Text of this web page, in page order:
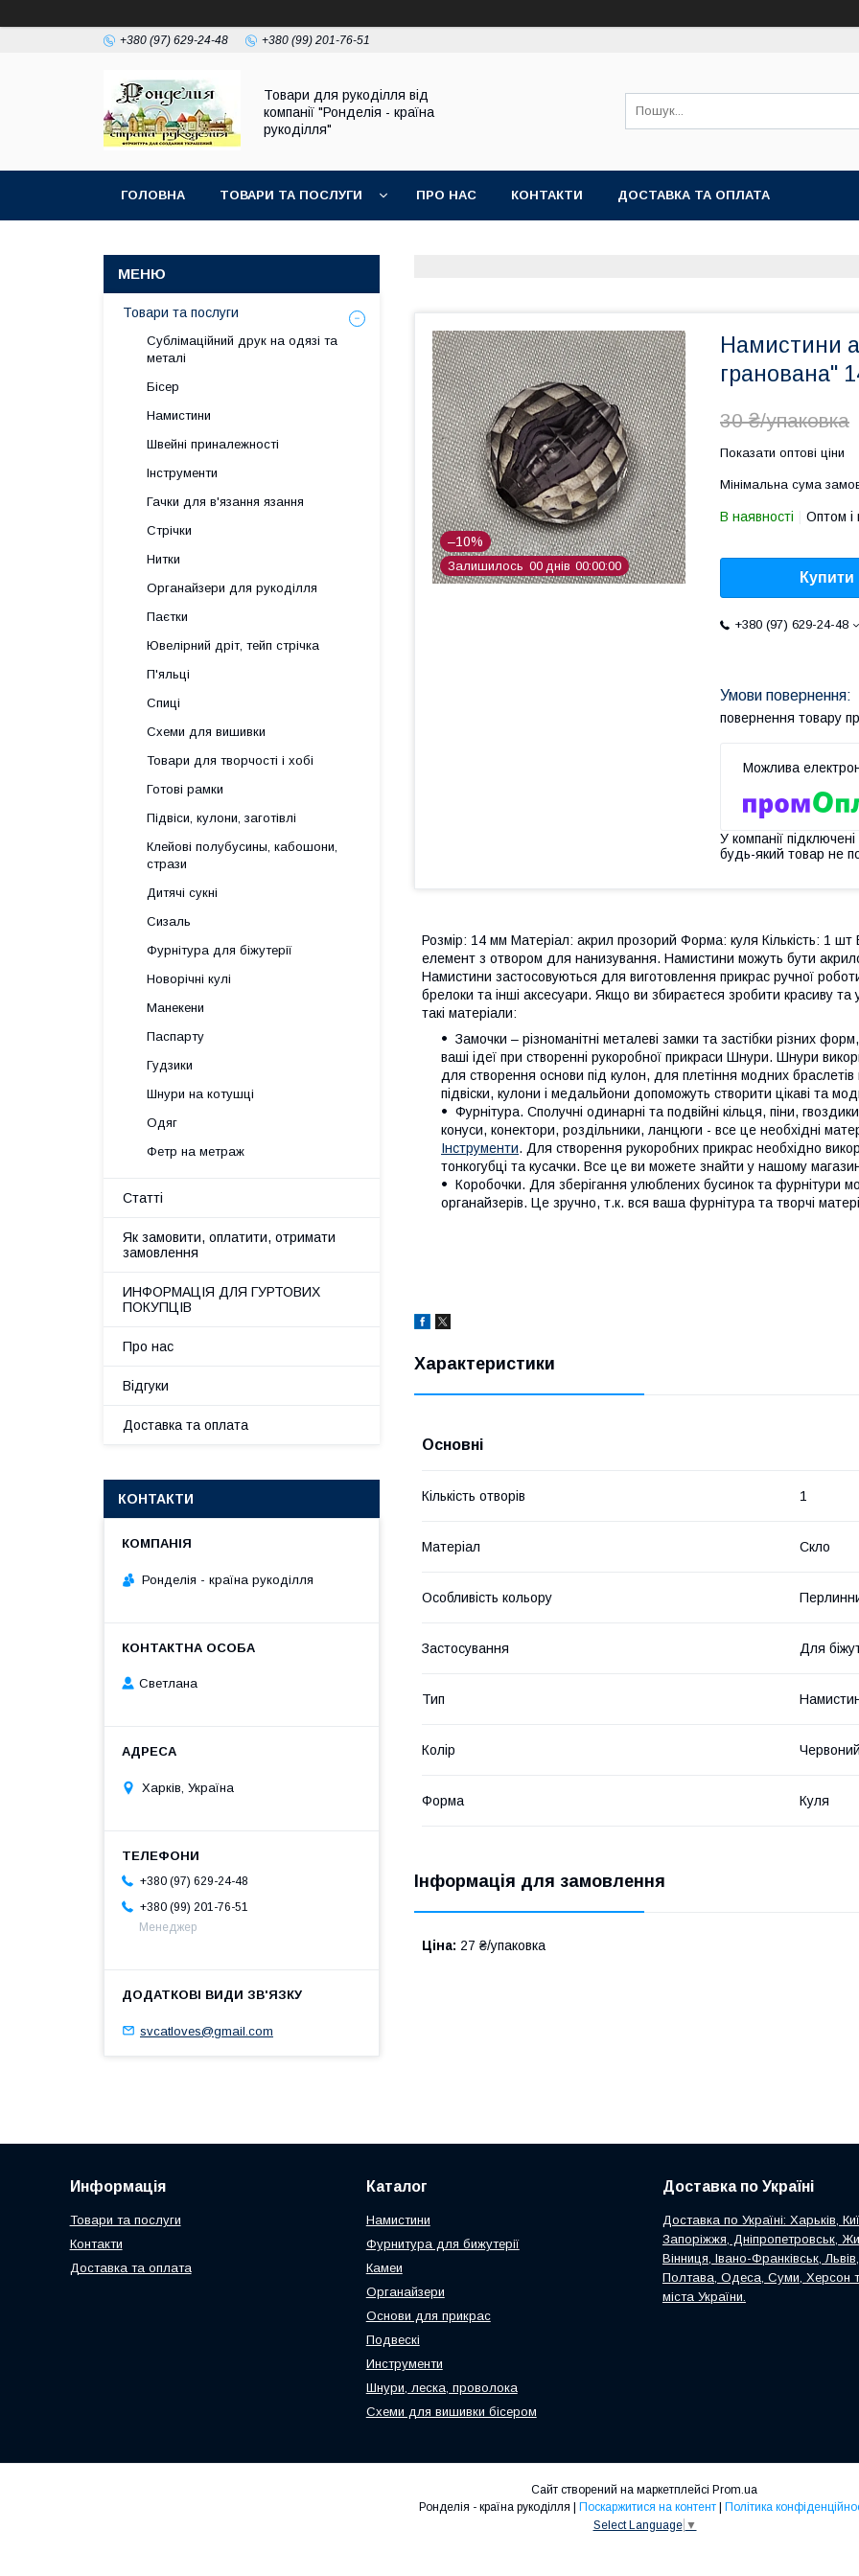
+380 (97) 629-24-48 +380 (99) 201-76-51
Товари для рукоділля від
компанії "Ронделія - країна
рукоділля"
ГОЛОВНА ТОВАРИ ТА ПОСЛУГИ ПРО НАС КОНТАКТИ ДОСТАВКА ТА ОПЛАТА
–10%
Залишилось 00 днів 00 00 00
Намистини
гранована"
30 ₴/упаковка
Показати оптові ціни
Мінімальна сума
В наявності Оптом і
Купити
+380 (97) 629-24-48
повернення товару
У компанії
будь-який товар не
Розмір: 14 мм Матеріал: акрил прозорий Форма: куля Кількість: 1 шт
елемент з отвором для нанизування. Намистини можуть бути
Намистини застосовуються для виготовлення прикрас ручної
брелоки та інші аксесуари. Якщо ви збираєтеся зробити красиву
такі матеріали:
Замочки – різноманітні металеві замки та застібки різних
ваші ідеї при створенні рукоробної прикраси Шнури. Шнури
для створення основи під кулон, для плетіння модних браслетів
підвіски, кулони і медальйони допоможуть створити цікаві та
Фурнітура. Сполучні одинарні та подвійні кільця, піни,
конуси, конектори, роздільники, ланцюги - все це необхідні
Інструменти. Для створення рукоробних прикрас необхідно
тонкогубці та кусачки. Все це ви можете знайти у нашому
Коробочки. Для зберігання улюблених бусинок та фурнітури
органайзерів. Це зручно, т.к. вся ваша фурнітура та творчі
Характеристики
Основні
Кількість отворів 1
Матеріал Скло
Особливість кольору
Застосування Для
Тип
Колір Червоний
Форма Куля
Інформація для замовлення
Ціна: 27 ₴/упаковка
Товари та послуги
Сублімаційний друк на одязі та
металі
Бісер
Намистини
Швейні приналежності
Інструменти
Гачки для в'язання язання
Стрічки
Нитки
Органайзери для рукоділля
Паєтки
Ювелірний дріт, тейп стрічка
П'яльці
Спиці
Схеми для вишивки
Товари для творчості і хобі
Готові рамки
Підвіси, кулони, заготівлі
Клейові полубусины, кабошони,
стрази
Дитячі сукні
Сизаль
Фурнітура для біжутерії
Новорічні кулі
Манекени
Паспарту
Гудзики
Шнури на котушці
Одяг
Фетр на метраж
Статті
Як замовити, оплатити, отримати
замовлення
ИНФОРМАЦІЯ ДЛЯ ГУРТОВИХ
ПОКУПЦІВ
Про нас
Відгуки
Доставка та оплата
КОНТАКТИ
Ронделія - країна рукоділля
Светлана
Харків, Україна
+380 (97) 629-24-48
+380 (99) 201-76-51
Менеджер
svcatloves@gmail.com
Информація
Товари та послуги
Контакти
Доставка та оплата
Каталог
Намистини
Фурнитура для бижутерії
Камеи
Органайзери
Основи для прикрас
Подвескі
Инструменти
Шнури, леска, проволока
Схеми для вишивки бісером
Доставка по Україні
Доставка по Україні: Харьків,
Запоріжжя, Дніпропетровськ,
Вінниця, Івано-Франківськ,
Полтава, Одеса, Суми, Херсон
міста України.
Сайт створений на маркетплейсі Prom.ua
Поскаржитися на контент
Політика
Select Language ▼